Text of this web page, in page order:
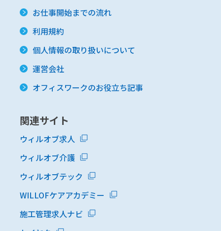
お仕事開始までの流れ
利用規約
個人情報の取り扱いについて
運営会社
オフィスワークのお役立ち記事
関連サイト
ウィルオブ求人
ウィルオブ介護
ウィルオブテック
WILLOFケアアカデミー
施工管理求人ナビ